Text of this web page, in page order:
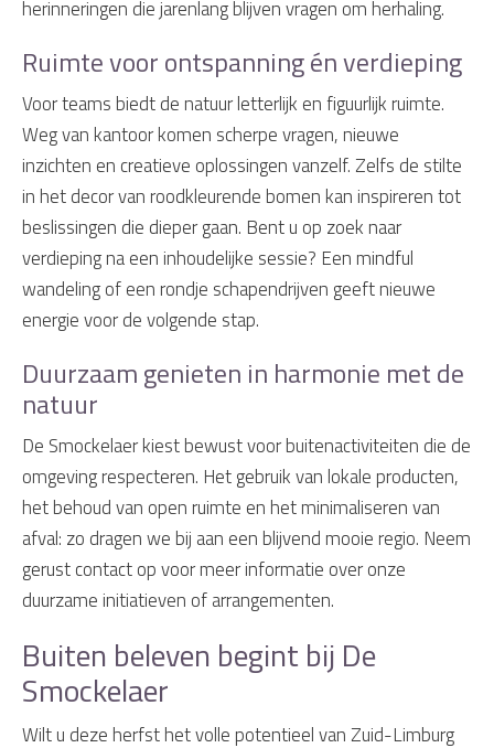
herinneringen die jarenlang blijven vragen om herhaling.
Ruimte voor ontspanning én verdieping
Voor teams biedt de natuur letterlijk en figuurlijk ruimte.
Weg van kantoor komen scherpe vragen, nieuwe
inzichten en creatieve oplossingen vanzelf. Zelfs de stilte
in het decor van roodkleurende bomen kan inspireren tot
beslissingen die dieper gaan. Bent u op zoek naar
verdieping na een inhoudelijke sessie? Een mindful
wandeling of een rondje schapendrijven geeft nieuwe
energie voor de volgende stap.
Duurzaam genieten in harmonie met de
natuur
De Smockelaer kiest bewust voor buitenactiviteiten die de
omgeving respecteren. Het gebruik van lokale producten,
het behoud van open ruimte en het minimaliseren van
afval: zo dragen we bij aan een blijvend mooie regio. Neem
gerust contact op voor meer informatie over onze
duurzame initiatieven of arrangementen.
Buiten beleven begint bij De
Smockelaer
Wilt u deze herfst het volle potentieel van Zuid-Limburg